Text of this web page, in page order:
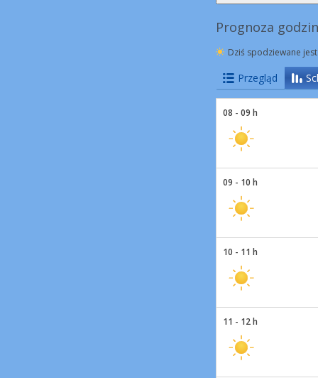
Prognoza
Dziś spodziewane
Przegląd
08 - 09 h
09 - 10 h
10 - 11 h
11 - 12 h